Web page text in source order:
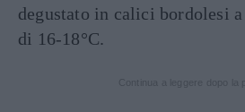
degustato in calici bordolesi
di 16-18°C.